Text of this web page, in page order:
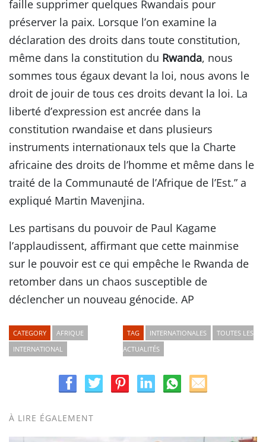
faille supprimer quelques Rwandais pour
préserver la paix. Lorsque l’on examine la
déclaration des droits dans toute constitution,
même dans la constitution du Rwanda, nous
sommes tous égaux devant la loi, nous avons le
droit de jouir de tous ces droits devant la loi. La
liberté d’expression est ancrée dans la
constitution rwandaise et dans plusieurs
instruments internationaux tels que la Charte
africaine des droits de l’homme et même dans le
traité de la Communauté de l’Afrique de l’Est.” a
expliqué Martin Mavenjina.
Les partisans du pouvoir de Paul Kagame
l’applaudissent, affirmant que cette mainmise
sur le pouvoir est ce qui empêche le Rwanda de
retomber dans un chaos susceptible de
déclencher un nouveau génocide. AP
CATEGORY
AFRIQUE
INTERNATIONAL
TAG INTERNATIONALES
TOUTES LES
ACTUALITÉS
À LIRE ÉGALEMENT